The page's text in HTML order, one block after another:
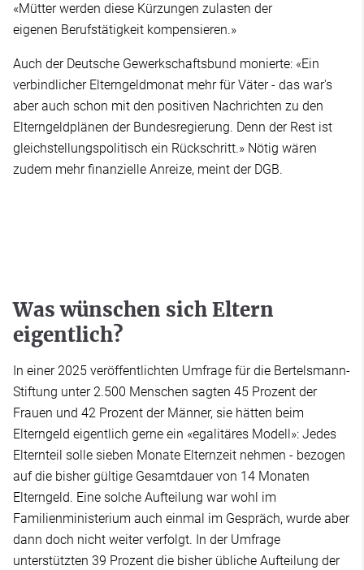
«Mütter werden diese Kürzungen zulasten der
eigenen Berufstätigkeit kompensieren.»
Auch der Deutsche Gewerkschaftsbund monierte: «Ein
verbindlicher Elterngeldmonat mehr für Väter - das war's
aber auch schon mit den positiven Nachrichten zu den
Elterngeldplänen der Bundesregierung. Denn der Rest ist
gleichstellungspolitisch ein Rückschritt.» Nötig wären
zudem mehr finanzielle Anreize, meint der DGB.
Was wünschen sich Eltern
eigentlich?
In einer 2025 veröffentlichten Umfrage für die Bertelsmann-
Stiftung unter 2.500 Menschen sagten 45 Prozent der
Frauen und 42 Prozent der Männer, sie hätten beim
Elterngeld eigentlich gerne ein «egalitäres Modell»: Jedes
Elternteil solle sieben Monate Elternzeit nehmen - bezogen
auf die bisher gültige Gesamtdauer von 14 Monaten
Elterngeld. Eine solche Aufteilung war wohl im
Familienministerium auch einmal im Gespräch, wurde aber
dann doch nicht weiter verfolgt. In der Umfrage
unterstützten 39 Prozent die bisher übliche Aufteilung der